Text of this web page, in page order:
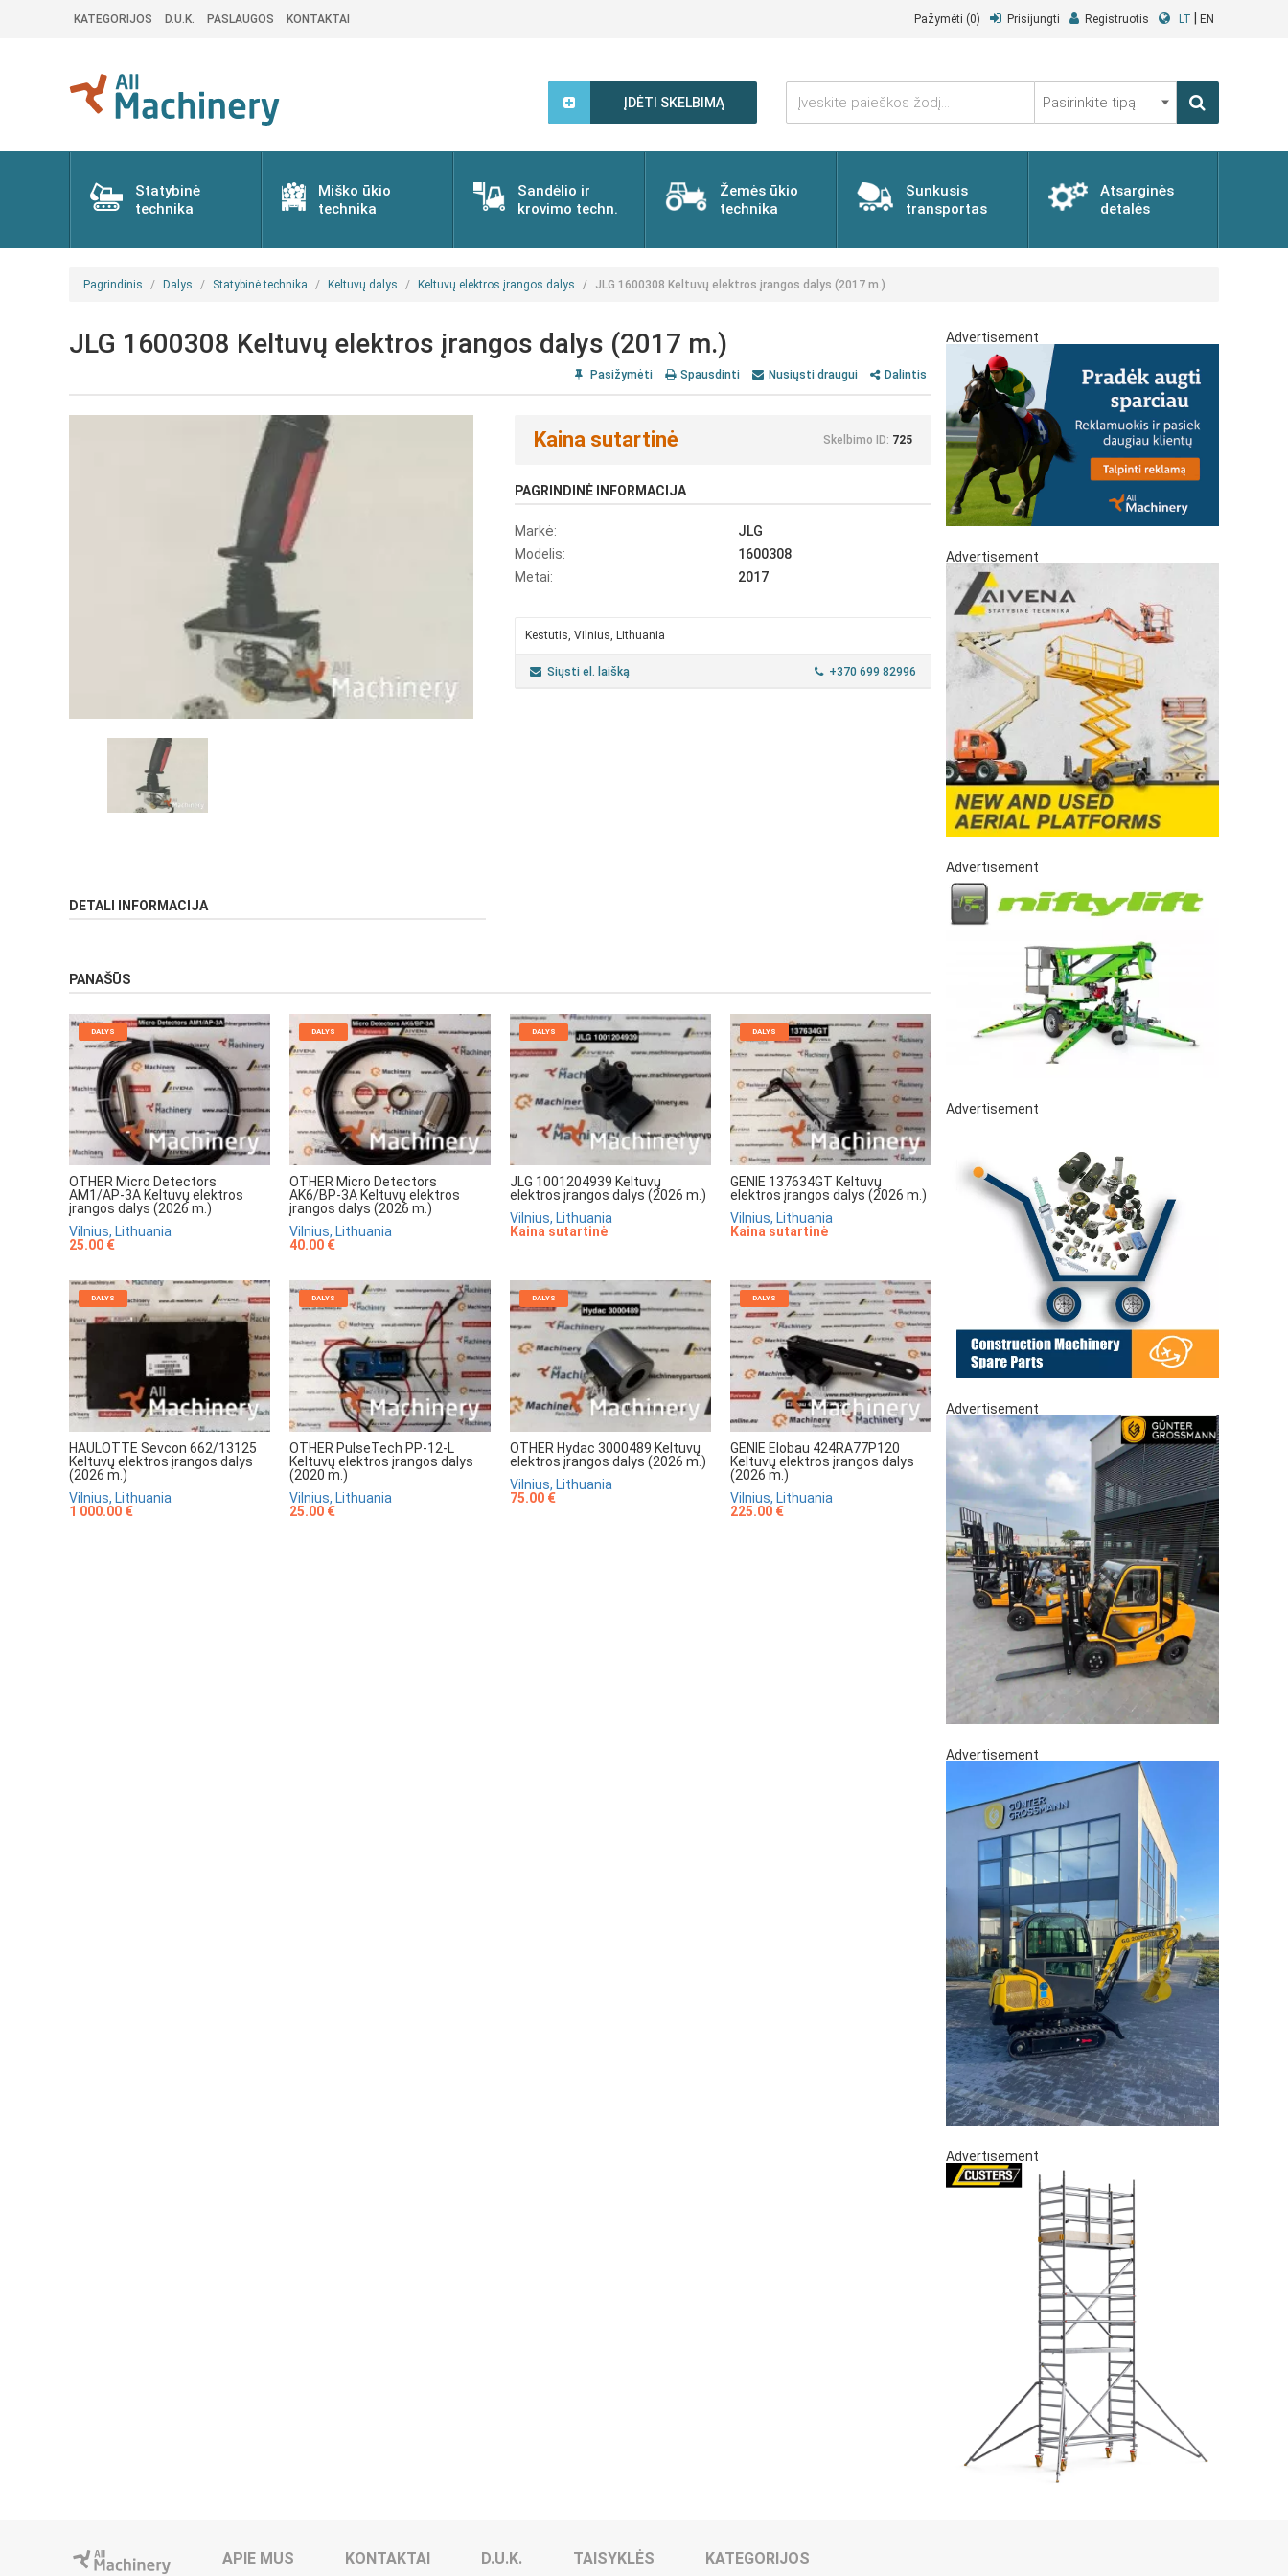
KATEGORIJOS D.U.K. PASLAUGOS KONTAKTAI Pažymėti (0) Prisijungti Registruotis LT EN
ĮDĖTI SKELBIMĄ
Įveskite
paieškos
žodį...
Pasirinkite
tipą
Statybinė
technika
Miško ūkio
technika
Sandėlio ir
krovimo techn.
Žemės ūkio
technika
Sunkusis
transportas
Atsarginės
detalės
Pagrindinis Dalys Statybinė technika Keltuvų dalys Keltuvų elektros įrangos dalys JLG 1600308 Keltuvų elektros įrangos dalys (2017 m.)
JLG 1600308 Keltuvų elektros įrangos dalys (2017 m.)
Pasižymėti Spausdinti Nusiųsti draugui Dalintis
Kaina sutartinė Skelbimo ID: 725
PAGRINDINĖ INFORMACIJA
Markė:
JLG
Modelis:
1600308
Metai:
2017
Kestutis, Vilnius, Lithuania
Siųsti el. laišką +370 699 82996
DETALI INFORMACIJA
PANAŠŪS
DALYS
OTHER Micro Detectors
AM1/AP-3A Keltuvų elektros
įrangos dalys (2026 m.)
Vilnius, Lithuania
25.00 €
DALYS
OTHER Micro Detectors
AK6/BP-3A Keltuvų elektros
įrangos dalys (2026 m.)
Vilnius, Lithuania
40.00 €
DALYS
JLG 1001204939 Keltuvų
elektros įrangos dalys (2026 m.)
Vilnius, Lithuania
Kaina sutartinė
DALYS
GENIE 137634GT Keltuvų
elektros įrangos dalys (2026 m.)
Vilnius, Lithuania
Kaina sutartinė
DALYS
HAULOTTE Sevcon 662/13125
Keltuvų elektros įrangos dalys
(2026 m.)
Vilnius, Lithuania
1 000.00 €
DALYS
OTHER PulseTech PP-12-L
Keltuvų elektros įrangos dalys
(2020 m.)
Vilnius, Lithuania
25.00 €
DALYS
OTHER Hydac 3000489 Keltuvų
elektros įrangos dalys (2026 m.)
Vilnius, Lithuania
75.00 €
DALYS
GENIE Elobau 424RA77P120
Keltuvų elektros įrangos dalys
(2026 m.)
Vilnius, Lithuania
225.00 €
Advertisement
Advertisement
Advertisement
Advertisement
Advertisement
Advertisement
Advertisement
APIE MUS KONTAKTAI D.U.K. TAISYKLĖS KATEGORIJOS